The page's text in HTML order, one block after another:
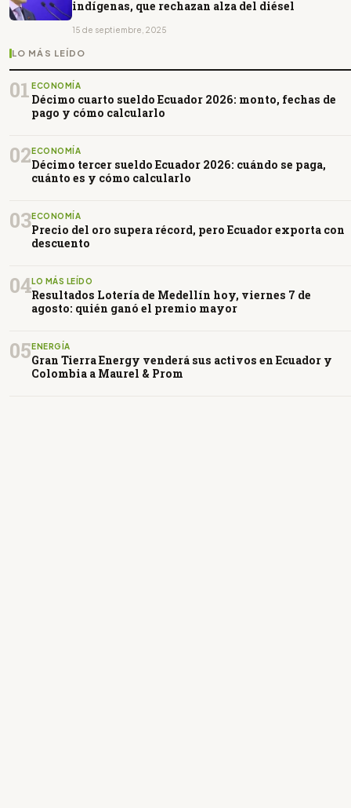
indígenas, que rechazan alza del diésel
15 de septiembre, 2025
LO MÁS LEÍDO
01 ECONOMÍA
Décimo cuarto sueldo Ecuador 2026: monto, fechas de
pago y cómo calcularlo
02 ECONOMÍA
Décimo tercer sueldo Ecuador 2026: cuándo se paga,
cuánto es y cómo calcularlo
03ECONOMÍA
Precio del oro supera récord, pero Ecuador exporta con
descuento
04LO MÁS LEÍDO
Resultados Lotería de Medellín hoy, viernes 7 de
agosto: quién ganó el premio mayor
05 ENERGÍA
Gran Tierra Energy venderá sus activos en Ecuador y
Colombia a Maurel & Prom